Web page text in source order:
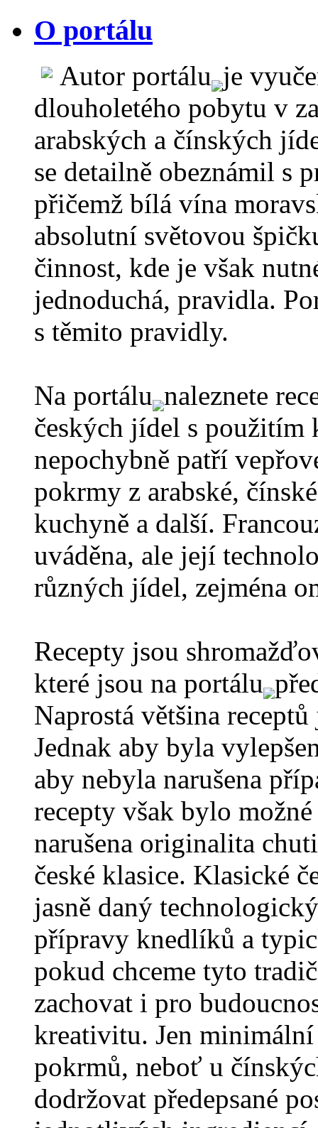
O portálu
Autor portálu je
dlouholetého pobytu v
arabských a čínských
se detailně obeznámil s
přičemž bílá vína
absolutní světovou
činnost, kde je však
jednoduchá, pravidla.
s těmito pravidly.
Na portálu naleznete
českých jídel s použitím
nepochybně patří
pokrmy z arabské,
kuchyně a další.
uváděna, ale její
různých jídel, zejména
Recepty jsou
které jsou na portálu
Naprostá většina
Jednak aby byla
aby nebyla narušena
recepty však bylo
narušena originalita
české klasice. Klasické
jasně daný
přípravy knedlíků a
pokud chceme tyto
zachovat i pro
kreativitu. Jen
pokrmů, neboť u
dodržovat předepsané